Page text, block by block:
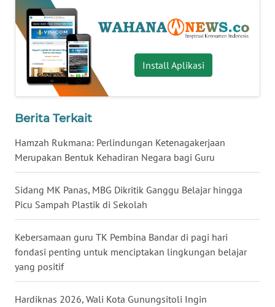
Install Aplikasi
Berita Terkait
Hamzah Rukmana: Perlindungan Ketenagakerjaan
Merupakan Bentuk Kehadiran Negara bagi Guru
Sidang MK Panas, MBG Dikritik Ganggu Belajar hingga
Picu Sampah Plastik di Sekolah
Kebersamaan guru TK Pembina Bandar di pagi hari
fondasi penting untuk menciptakan lingkungan belajar
yang positif
Hardiknas 2026, Wali Kota Gunungsitoli Ingin
WN
BABEL
WN
SUMBAR
SUMSEL
WN
WN
LAMPUNG
JATENG
NUSANTARA